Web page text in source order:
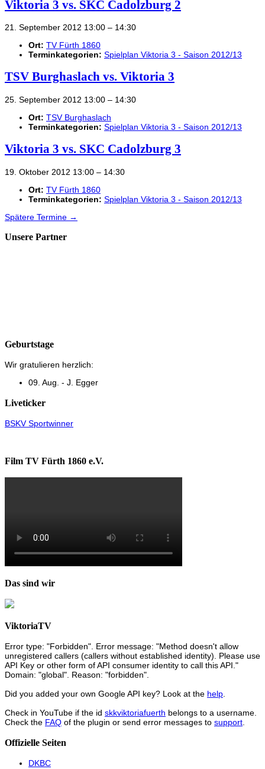
Viktoria 3 vs. SKC Cadolzburg 2
21. September 2012 13:00 – 14:30
Ort: TV Fürth 1860
Terminkategorien: Spielplan Viktoria 3 - Saison 2012/13
TSV Burghaslach vs. Viktoria 3
25. September 2012 13:00 – 14:30
Ort: TSV Burghaslach
Terminkategorien: Spielplan Viktoria 3 - Saison 2012/13
Viktoria 3 vs. SKC Cadolzburg 3
19. Oktober 2012 13:00 – 14:30
Ort: TV Fürth 1860
Terminkategorien: Spielplan Viktoria 3 - Saison 2012/13
Spätere Termine →
Unsere Partner
Geburtstage
Wir gratulieren herzlich:
09. Aug. - J. Egger
Liveticker
BSKV Sportwinner
Film TV Fürth 1860 e.V.
Das sind wir
ViktoriaTV
Error type: "Forbidden". Error message: "Method doesn't allow
unregistered callers (callers without established identity). Please use
API Key or other form of API consumer identity to call this API."
Domain: "global". Reason: "forbidden".
Did you added your own Google API key? Look at the help.
Check in YouTube if the id skkviktoriafuerth belongs to a username.
Check the FAQ of the plugin or send error messages to support.
Offizielle Seiten
DKBC